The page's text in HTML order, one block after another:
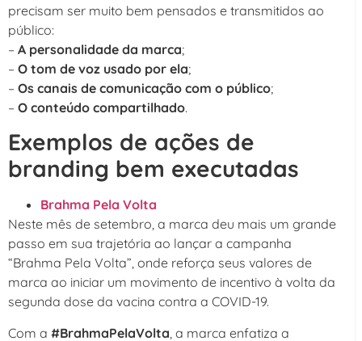
precisam ser muito bem pensados e transmitidos ao
público:
– A personalidade da marca;
– O tom de voz usado por ela;
– Os canais de comunicação com o público;
– O conteúdo compartilhado.
Exemplos de ações de
branding bem executadas
Brahma Pela Volta
Neste mês de setembro, a marca deu mais um grande
passo em sua trajetória ao lançar a campanha
“Brahma Pela Volta”, onde reforça seus valores de
marca ao iniciar um movimento de incentivo à volta da
segunda dose da vacina contra a COVID-19.
Com a #BrahmaPelaVolta , a marca enfatiza a